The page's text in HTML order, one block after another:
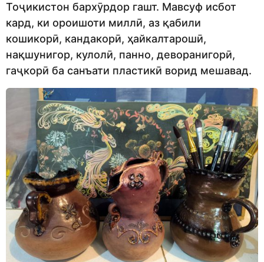
Тоҷикистон бархӯрдор гашт. Мавсуф исбот
кард, ки ороишоти миллӣ, аз қабили
кошикорӣ, кандакорӣ, ҳайкалтарошӣ,
нақшунигор, кулолӣ, панно, деворанигорӣ,
гаҷкорӣ ба санъати пластикӣ ворид мешавад.